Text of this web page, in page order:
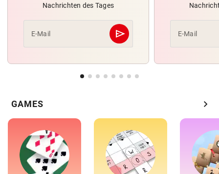
Nachrichten des Tages
E-Mail send
Abschicken E-Mail
GAMES chevron_right